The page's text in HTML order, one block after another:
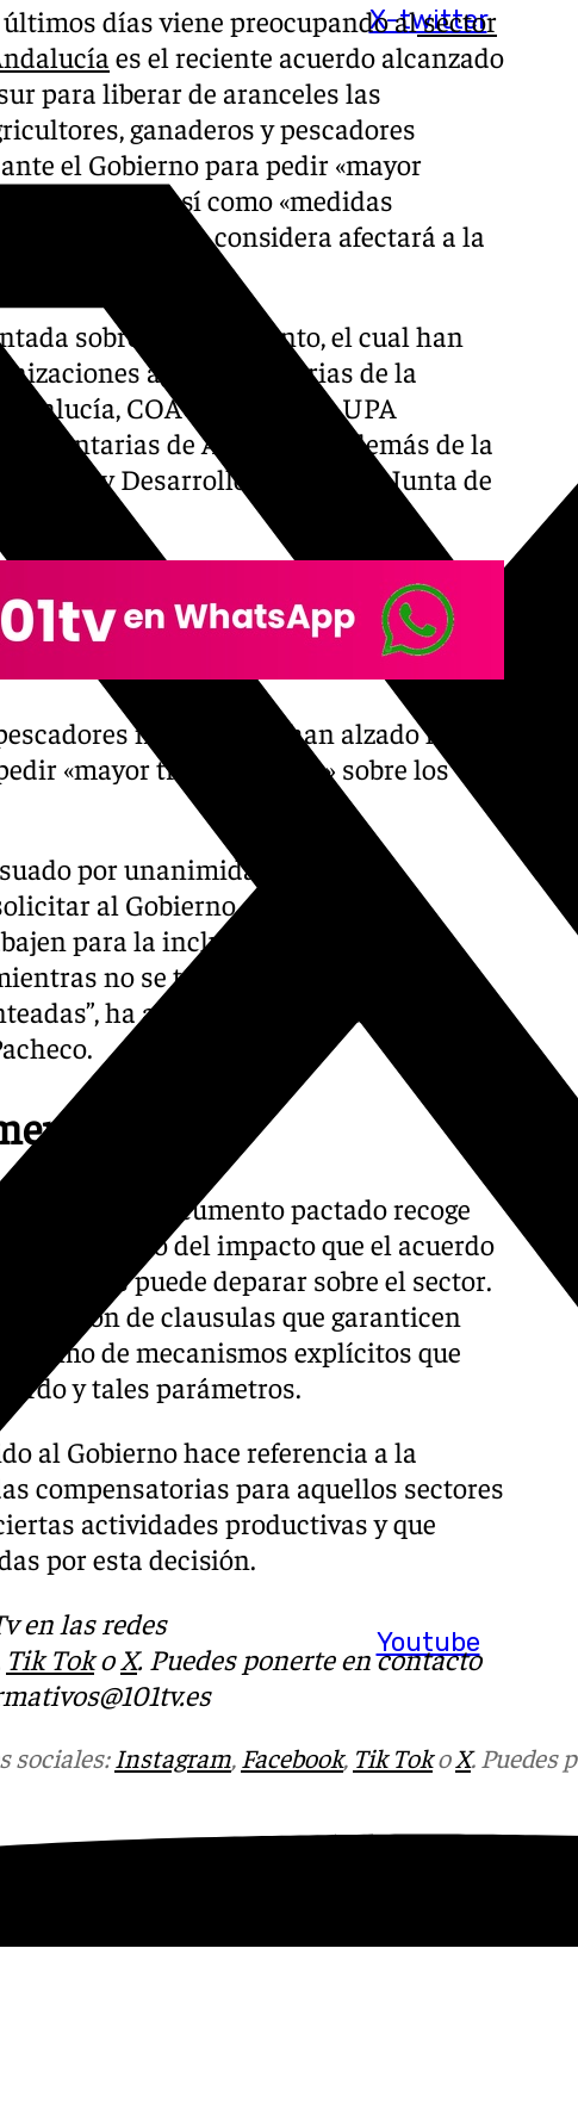
X-twitter
Youtube
últimos días viene preocupando alsector
es el reciente acuerdo alcanzado
para liberar de aranceles las
ganaderos y pescadores
el Gobierno para pedir «mayor
del pacto, así como «medidas
que se considera afectará a la
sobre un documento, el cual han
agroalimentarias de la
COAG Andalucía, UPA
de Andalucía, además de la
Agua y Desarrollo Rural de la Junta de
malagueños han alzado la
«mayor transparencia» sobre los
por unanimidad con las
al Gobierno central y a las
para la inclusión de estas
no se tengan en cuenta las
ha asegurado este martes el
que el documento pactado recoge
previo del impacto que el acuerdo
puede deparar sobre el sector.
de clausulas que garanticen
como de mecanismos explícitos que
y tales parámetros.
al Gobierno hace referencia a la
compensatorias para aquellos sectores
actividades productivas y que
por esta decisión.
en las redes
Tik TokoX. Puedes ponerte en contacto
sociales:Instagram, Facebook, Tik TokoX. Puedes